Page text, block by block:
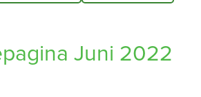
Juni 2022